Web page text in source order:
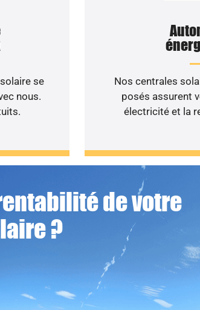
se
nous.
Nos centrales
posés assurent
électricité et la
de votre
?